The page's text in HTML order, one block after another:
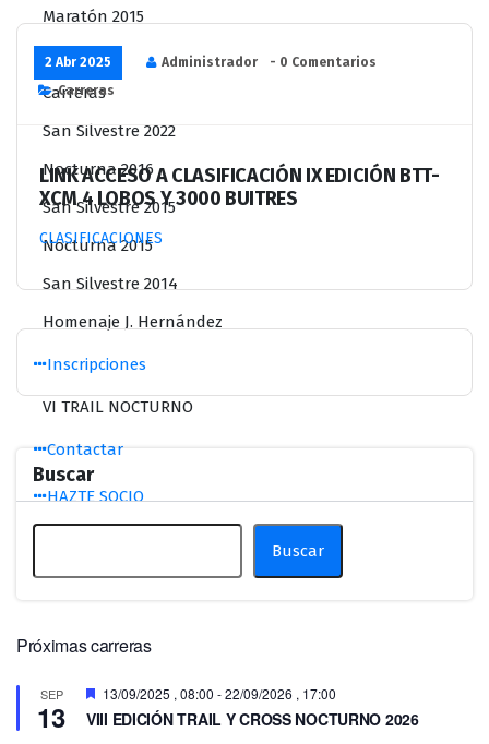
Maratón 2015
Rally 2015
Carreras
San Silvestre 2022
Nocturna 2016
San Silvestre 2015
Nocturna 2015
San Silvestre 2014
Homenaje J. Hernández
Inscripciones
VI TRAIL NOCTURNO
Contactar
HAZTE SOCIO
2 Abr 2025 Administrador
- 0 Comentarios
Carreras
LINK ACCESO A CLASIFICACIÓN IX EDICIÓN BTT-
XCM 4 LOBOS Y 3000 BUITRES
CLASIFICACIONES
Buscar
Buscar
Próximas carreras
SEP
13
Destacado
13/09/2025 , 08:00 -22/09/2026 , 17:00
VIII EDICIÓN TRAIL Y CROSS NOCTURNO 2026